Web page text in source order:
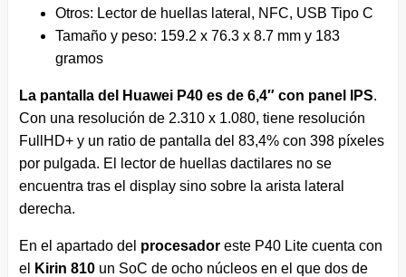
Otros: Lector de huellas lateral, NFC, USB Tipo C
Tamaño y peso: 159.2 x 76.3 x 8.7 mm y 183
gramos
La pantalla del Huawei P40 es de 6,4″ con panel IPS.
Con una resolución de 2.310 x 1.080, tiene resolución
FullHD+ y un ratio de pantalla del 83,4% con 398 píxeles
por pulgada. El lector de huellas dactilares no se
encuentra tras el display sino sobre la arista lateral
derecha.
En el apartado del procesadoreste P40 Lite cuenta con
el
Kirin 810un SoC de ocho núcleos en el que dos de